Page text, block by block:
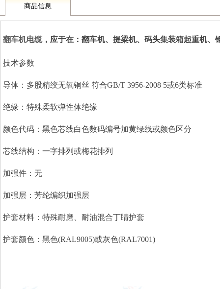
商品信息
翻车机电缆，应于在：翻车机、提梁机、码头集装箱起重机
技术参数
导体：多股精绞无氧铜丝 符合GB/T 3956-2008 5或6类标准
绝缘：特殊柔软弹性体绝缘
颜色代码：黑色芯线白色数码编号加黄绿线或颜色区分
芯线结构：一字排列或梅花排列
加强件：无
加强层：芳纶编织加强层
护套材料：特殊耐磨、耐油混合丁睛护套
护套颜色：黑色(RAL9005)或灰色(RAL7001)